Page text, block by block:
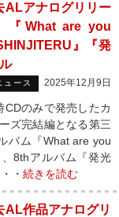
ALアナログリリー
What are you
』『発
ュース 2025年12月9日
のみで発売したカ
ズ完結編となる第三
バム『What are you
8thアルバム『発光
・ 続きを読む
AL作品アナログリ